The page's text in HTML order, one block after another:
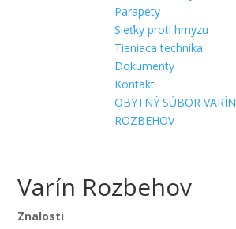
Parapety
Sieťky proti hmyzu
Tieniaca technika
Dokumenty
Kontakt
OBYTNÝ SÚBOR VARÍN
ROZBEHOV
Varín Rozbehov
Znalosti